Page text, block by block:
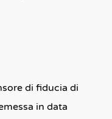
di fiducia di
in data